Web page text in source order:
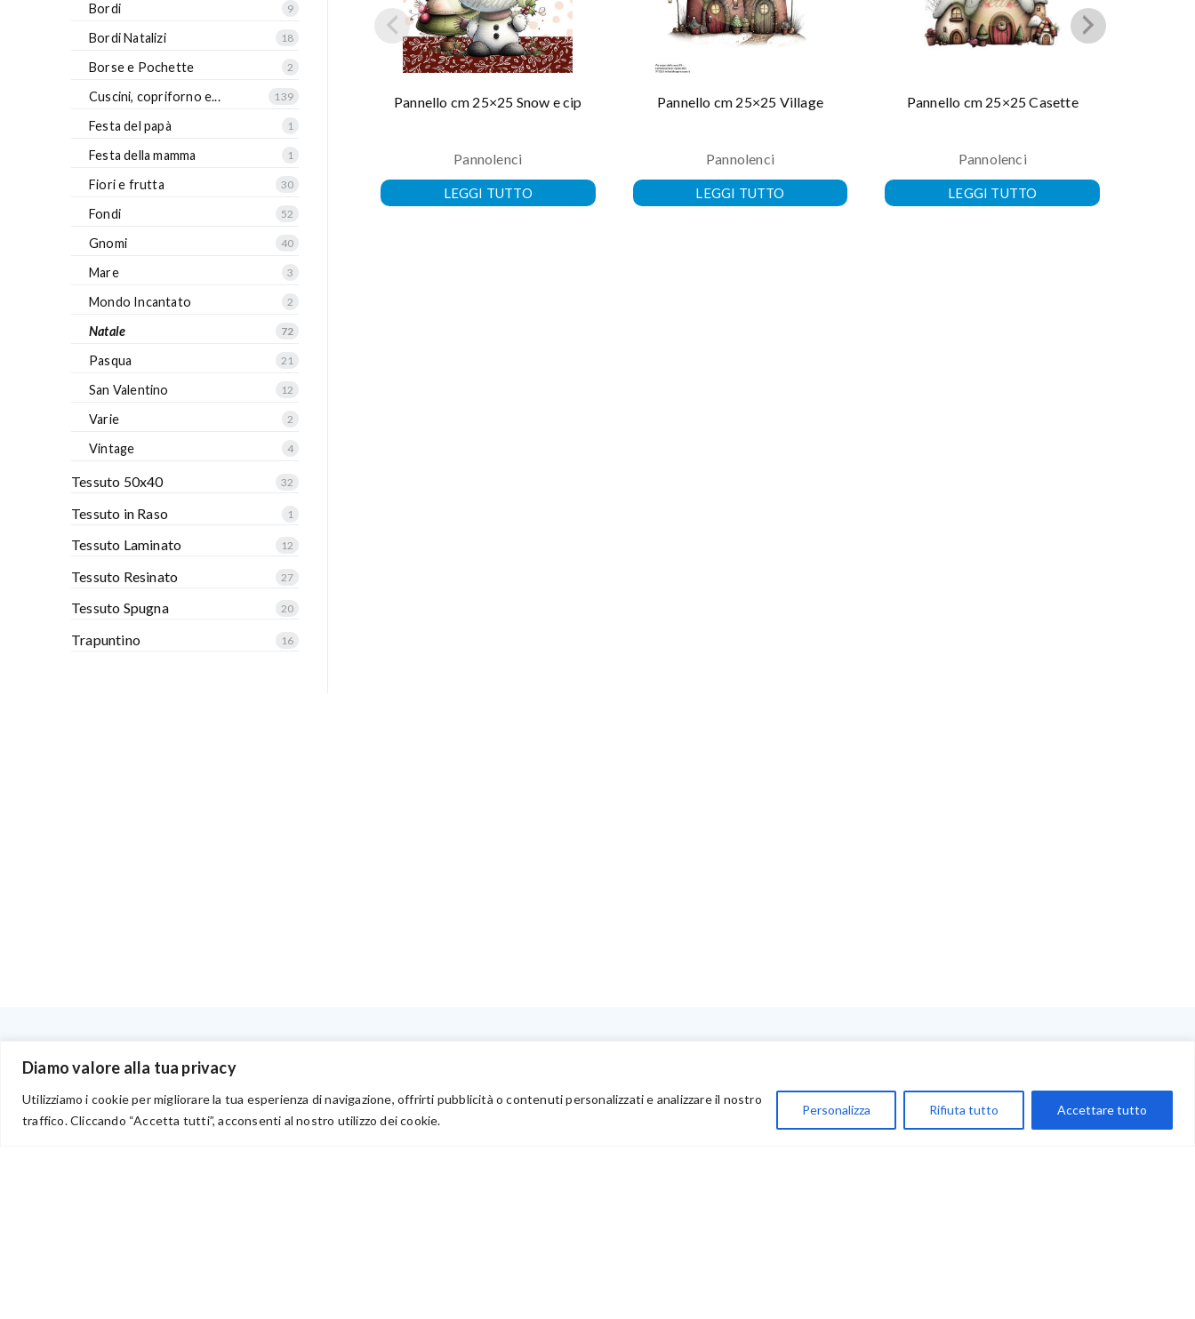
Diamo valore alla tua privacy
Utilizziamo i cookie per migliorare la tua esperienza di navigazione, offrirti pubblicità o contenuti personalizzati e analizzare il nostro
traffico. Cliccando “Accetta tutti”, acconsenti al nostro utilizzo dei cookie.
Personalizza Rifiuta tutto Accettare tutto
Pannello cm 25×25 Snow e cip
Pannolenci
LEGGI TUTTO
Pannello cm 25×25 Village
Pannolenci
LEGGI TUTTO
Pannello cm 25×25 Casette
Pannolenci
LEGGI TUTTO
Bordi 9
Bordi Natalizi 18
Borse e Pochette 2
Cuscini, copriforno e... 139
Festa del papà 1
Festa della mamma 1
Fiori e frutta 30
Fondi 52
Gnomi 40
Mare 3
Mondo Incantato 2
Natale 72
Pasqua 21
San Valentino 12
Varie 2
Vintage 4
Tessuto 50x40 32
Tessuto in Raso 1
Tessuto Laminato 12
Tessuto Resinato 27
Tessuto Spugna 20
Trapuntino 16
Privacy
Chi Siamo
My Account
Carrello